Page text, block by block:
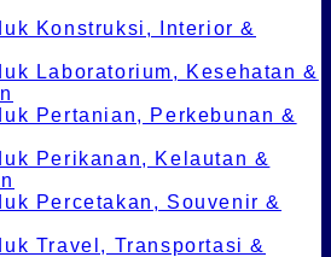
Konstruksi, Interior &
Laboratorium, Kesehatan &
Pertanian, Perkebunan &
Perikanan, Kelautan &
Percetakan, Souvenir &
Travel, Transportasi &